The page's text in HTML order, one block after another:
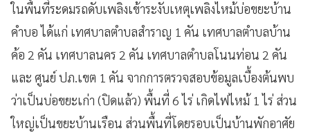
ในพื้นที่ระดมรถดับเพลิงเข้าระงับเหตุเพลิงไหม้บ่อขยะบ้าน
คำบอ ได้แก่ เทศบาลตำบลสำราญ 1 คัน เทศบาลตำบลบ้าน
ค้อ 2 คัน เทศบาลนคร 2 คัน เทศบาลตำบลโนนท่อน 2 คัน
และ ศูนย์ ปภ.เขต 1 คัน จากการตรวจสอบข้อมูลเบื้องต้นพบ
ว่าเป็นบ่อขยะเก่า (ปิดแล้ว) พื้นที่ 6 ไร่ เกิดไฟไหม้ 1 ไร่ ส่วน
ใหญ่เป็นขยะบ้านเรือน ส่วนพื้นที่โดยรอบเป็นบ้านพักอาศัย